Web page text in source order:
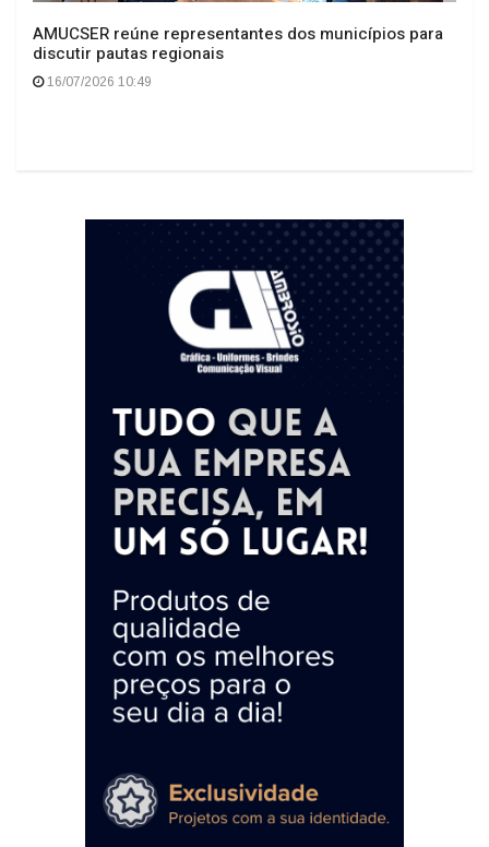
AMUCSER reúne representantes dos municípios para
discutir pautas regionais
16/07/2026 10:49